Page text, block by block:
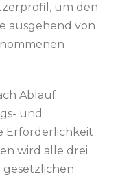
um den
ausgehend von
Ablauf
und
Erforderlichkeit
wird alle drei